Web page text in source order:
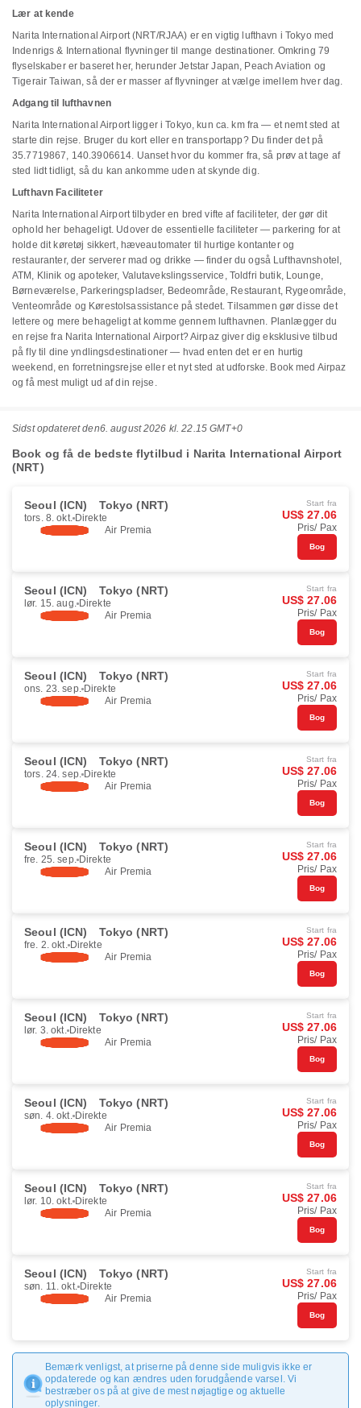
Lær at kende
Narita International Airport (NRT/RJAA) er en vigtig lufthavn i Tokyo med
Indenrigs & International flyvninger til mange destinationer. Omkring 79
flyselskaber er baseret her, herunder Jetstar Japan, Peach Aviation og
Tigerair Taiwan, så der er masser af flyvninger at vælge imellem hver dag.
Adgang til lufthavnen
Narita International Airport ligger i Tokyo, kun ca. km fra — et nemt sted at
starte din rejse. Bruger du kort eller en transportapp? Du finder det på
35.7719867, 140.3906614. Uanset hvor du kommer fra, så prøv at tage af
sted lidt tidligt, så du kan ankomme uden at skynde dig.
Lufthavn Faciliteter
Narita International Airport tilbyder en bred vifte af faciliteter, der gør dit
ophold her behageligt. Udover de essentielle faciliteter — parkering for at
holde dit køretøj sikkert, hæveautomater til hurtige kontanter og
restauranter, der serverer mad og drikke — finder du også Lufthavnshotel,
ATM, Klinik og apoteker, Valutavekslingsservice, Toldfri butik, Lounge,
Børneværelse, Parkeringspladser, Bedeområde, Restaurant, Rygeområde,
Venteområde og Kørestolsassistance på stedet. Tilsammen gør disse det
lettere og mere behageligt at komme gennem lufthavnen. Planlægger du
en rejse fra Narita International Airport? Airpaz giver dig eksklusive tilbud
på fly til dine yndlingsdestinationer — hvad enten det er en hurtig
weekend, en forretningsrejse eller et nyt sted at udforske. Book med Airpaz
og få mest muligt ud af din rejse.
Sidst opdateret den6. august 2026 kl. 22.15 GMT+0
Book og få de bedste flytilbud i Narita International Airport
(NRT)
Seoul (ICN) Tokyo (NRT)
tors. 8. okt. Direkte
Air Premia
Start fra
US$ 27.06
Pris/ Pax
Bog
Seoul (ICN) Tokyo (NRT)
lør. 15. aug. Direkte
Air Premia
Start fra
US$ 27.06
Pris/ Pax
Bog
Seoul (ICN) Tokyo (NRT)
ons. 23. sep. Direkte
Air Premia
Start fra
US$ 27.06
Pris/ Pax
Bog
Seoul (ICN) Tokyo (NRT)
tors. 24. sep. Direkte
Air Premia
Start fra
US$ 27.06
Pris/ Pax
Bog
Seoul (ICN) Tokyo (NRT)
fre. 25. sep. Direkte
Air Premia
Start fra
US$ 27.06
Pris/ Pax
Bog
Seoul (ICN) Tokyo (NRT)
fre. 2. okt. Direkte
Air Premia
Start fra
US$ 27.06
Pris/ Pax
Bog
Seoul (ICN) Tokyo (NRT)
lør. 3. okt. Direkte
Air Premia
Start fra
US$ 27.06
Pris/ Pax
Bog
Seoul (ICN) Tokyo (NRT)
søn. 4. okt. Direkte
Air Premia
Start fra
US$ 27.06
Pris/ Pax
Bog
Seoul (ICN) Tokyo (NRT)
lør. 10. okt. Direkte
Air Premia
Start fra
US$ 27.06
Pris/ Pax
Bog
Seoul (ICN) Tokyo (NRT)
søn. 11. okt. Direkte
Air Premia
Start fra
US$ 27.06
Pris/ Pax
Bog
Bemærk venligst, at priserne på denne side muligvis ikke er
opdaterede og kan ændres uden forudgående varsel. Vi
bestræber os på at give de mest nøjagtige og aktuelle
oplysninger.